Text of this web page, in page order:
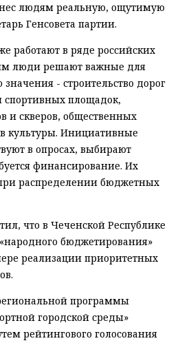
людям реальную, ощутимую
Генсовета партии.
работают в ряде российских
люди решают важные для
значения - строительство дорог
спортивных площадок,
и скверов, общественных
культуры. Инициативные
в опросах, выбирают
финансирование. Их
распределении бюджетных
что в Чеченской Республике
бюджетирования»
реализации приоритетных
программы
городской среды»
рейтингового голосования